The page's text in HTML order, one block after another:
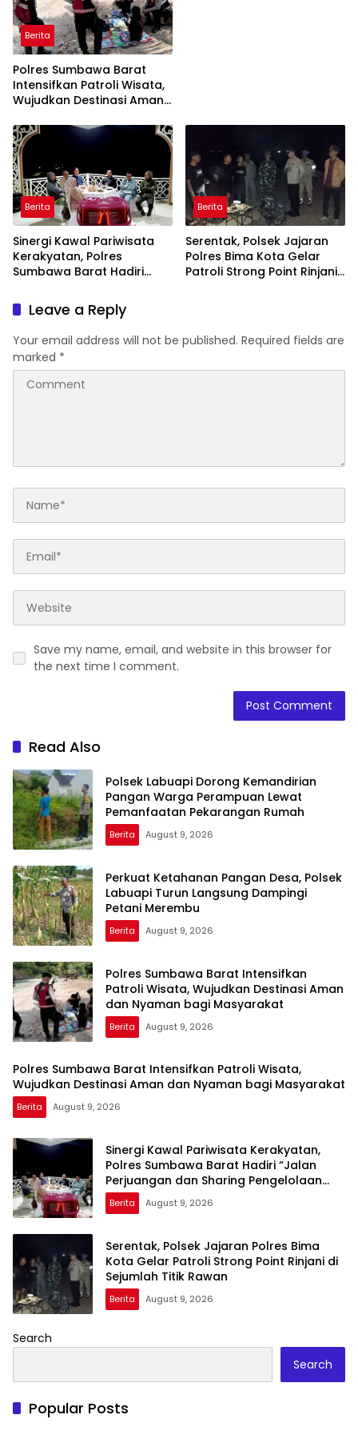
Berita
Polres Sumbawa Barat
Intensifkan Patroli Wisata,
Wujudkan Destinasi Aman
Masyarakat
Berita
Sinergi Kawal Pariwisata
Kerakyatan, Polres
Sumbawa Barat Hadiri
Sharing Pengelolaan
Pariwisata Bendungan Tiu
Suntuk”
Berita
Serentak, Polsek Jajaran
Polres Bima Kota Gelar
Patroli Strong Point Rinjani
Leave a Reply
Your email address will not be published. Required fields are
marked *
Save my name, email, and website in this browser for
the next time I comment.
Read Also
Polsek Labuapi Dorong Kemandirian
Pangan Warga Perampuan Lewat
Pemanfaatan Pekarangan Rumah
Berita August 9, 2026
Perkuat Ketahanan Pangan Desa, Polsek
Labuapi Turun Langsung Dampingi
Petani Merembu
Berita August 9, 2026
Polres Sumbawa Barat Intensifkan
Patroli Wisata, Wujudkan Destinasi Aman
dan Nyaman bagi Masyarakat
Berita August 9, 2026
Polres Sumbawa Barat Intensifkan Patroli Wisata,
Wujudkan Destinasi Aman dan Nyaman bagi Masyarakat
Berita August 9, 2026
Sinergi Kawal Pariwisata Kerakyatan,
Polres Sumbawa Barat Hadiri “Jalan
Perjuangan dan Sharing Pengelolaan
Pariwisata Bendungan Tiu Suntuk”
Berita August 9, 2026
Serentak, Polsek Jajaran Polres Bima
Kota Gelar Patroli Strong Point Rinjani di
Sejumlah Titik Rawan
Berita August 9, 2026
Search
Search
Popular Posts